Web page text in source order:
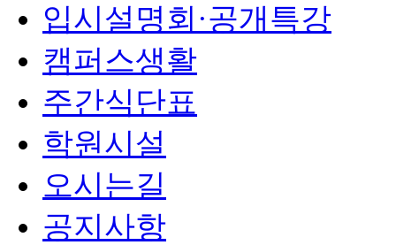
입시설명회·공개특강
캠퍼스생활
주간식단표
학원시설
오시는길
공지사항